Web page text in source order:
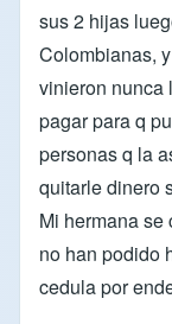
sus 2 hijas
Colombianas,
vinieron nunca
pagar para q
personas q la
quitarle dinero
Mi hermana se
no han podido
cedula por